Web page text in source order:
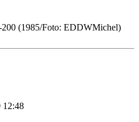
(1985/Foto: EDDWMichel)
12:48